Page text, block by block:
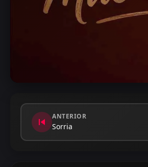
skip_previous ANTERIOR
Sorria